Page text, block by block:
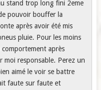
stand trop long fini 2eme
pouvoir bouffer la
après avoir été mis
pluie. Pour les moins
après
moi responsable. Perez un
aimé le voir se battre
faute sur faute et